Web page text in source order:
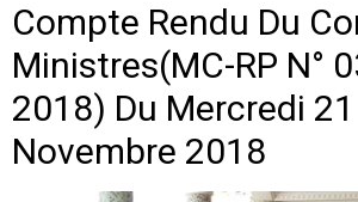
Compte Rendu Du
Ministres(MC-RP N°
2018) Du Mercredi 21
Novembre 2018